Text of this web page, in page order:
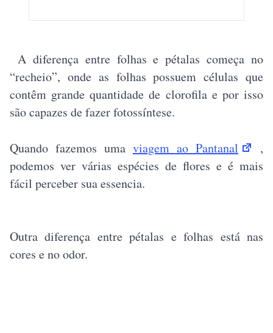
A diferença entre folhas e pétalas começa no
“recheio”, onde as folhas possuem células que
contêm grande quantidade de clorofila e por isso
são capazes de fazer fotossíntese.
Quando fazemos uma viagem ao Pantanal
,
podemos ver várias espécies de flores e é mais
fácil perceber sua essencia.
Outra diferença entre pétalas e folhas está nas
cores e no odor.